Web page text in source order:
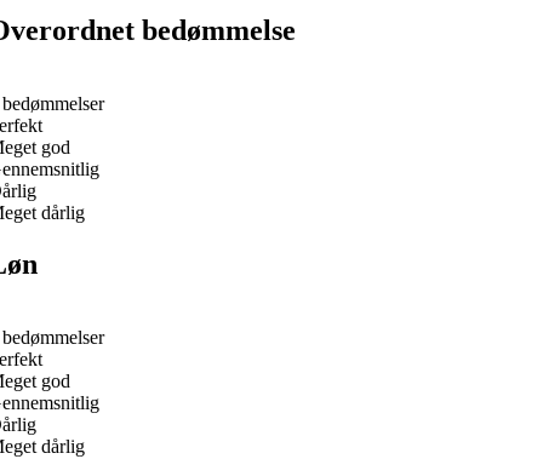
bedømmelse
god
dårlig
god
dårlig